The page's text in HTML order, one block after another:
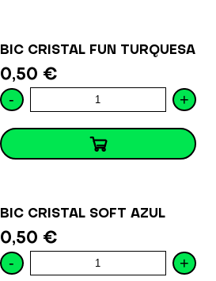
BIC CRISTAL FUN TURQUESA
0,50 €
- +
BIC CRISTAL SOFT AZUL
0,50 €
- +